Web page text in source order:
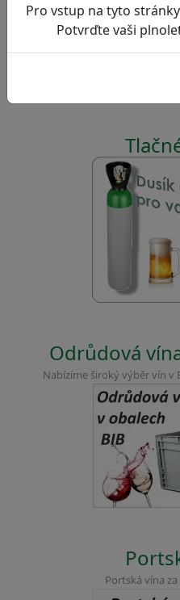
Odrůdová
Nabízíme široký výběr vín v
Portská vína
Pro vstup na tyto
Potvrďte vaši